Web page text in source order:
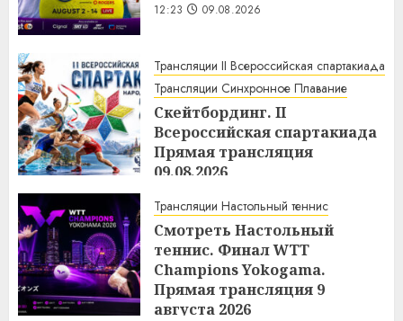
12:23 09.08.2026
Трансляции II Всероссийская спартакиада
Трансляции Синхронное Плавание
Скейтбординг. II
Всероссийская спартакиада
Прямая трансляция
09.08.2026
Трансляции Настольный теннис
Смотреть Настольный
теннис. Финал WTТ
Champions Yokogama.
Прямая трансляция 9
августа 2026